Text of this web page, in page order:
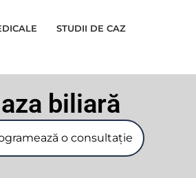
STUDII DE CAZ
biliară
o consultație